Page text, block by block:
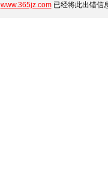
www.365jz.com已经将此出错信